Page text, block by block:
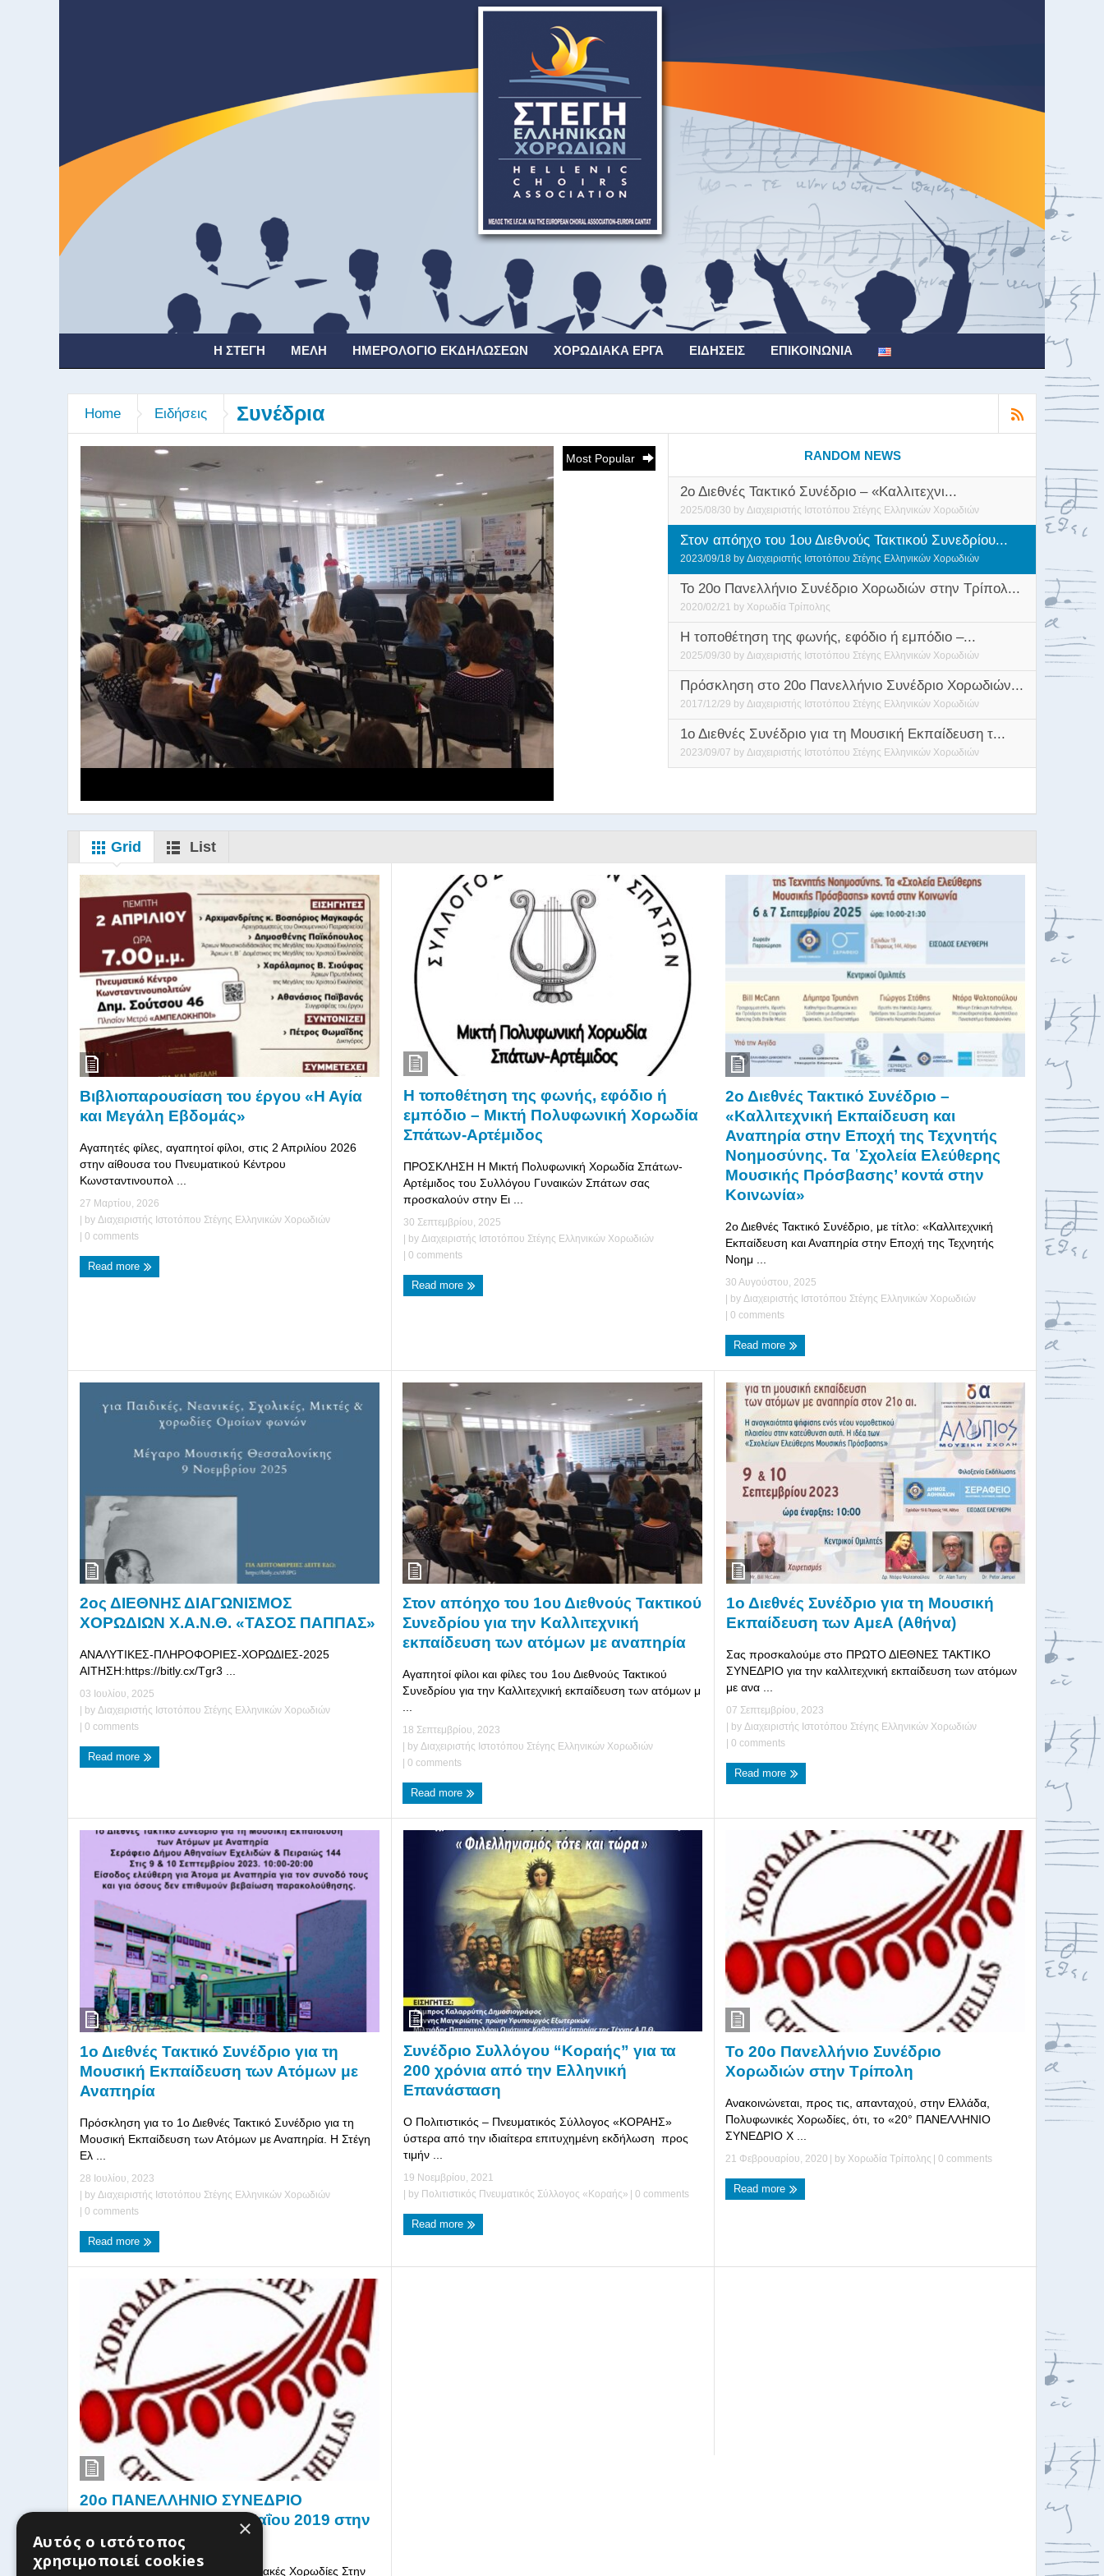
Η ΣΤΈΓΗ ΜΈΛΗ ΗΜΕΡΟΛΌΓΙΟ ΕΚΔΗΛΏΣΕΩΝ ΧΟΡΩΔΙΑΚΆ ΈΡΓΑ ΕΙΔΉΣΕΙΣ ΕΠΙΚΟΙΝΩΝΊΑ
Home Ειδήσεις Συνέδρια
Most Popular RANDOM NEWS
2ο Διεθνές Τακτικό Συνέδριο – «Καλλιτεχνι...
2025/08/30 byΔιαχειριστής Ιστοτόπου Στέγης Ελληνικών Χορωδιών
Στον απόηχο του 1ου Διεθνούς Τακτικού Συνεδρίου...
2023/09/18 byΔιαχειριστής Ιστοτόπου Στέγης Ελληνικών Χορωδιών
Το 20o Πανελλήνιο Συνέδριο Χορωδιών στην Τρίπολ...
2020/02/21 by Χορωδία Τρίπολης
Η τοποθέτηση της φωνής, εφόδιο ή εμπόδιο –...
2025/09/30 byΔιαχειριστής Ιστοτόπου Στέγης Ελληνικών Χορωδιών
Πρόσκληση στο 20ο Πανελλήνιο Συνέδριο Χορωδιών...
2017/12/29 byΔιαχειριστής Ιστοτόπου Στέγης Ελληνικών Χορωδιών
1ο Διεθνές Συνέδριο για τη Μουσική Εκπαίδευση τ...
2023/09/07 byΔιαχειριστής Ιστοτόπου Στέγης Ελληνικών Χορωδιών
Grid List
Βιβλιοπαρουσίαση του έργου «Η Αγία
και Μεγάλη Εβδομάς»
Αγαπητές φίλες, αγαπητοί φίλοι, στις 2 Απριλίου 2026
στην αίθουσα του Πνευματικού Κέντρου
Κωνσταντινουπολ ...
27 Μαρτίου, 2026
| by Διαχειριστής Ιστοτόπου Στέγης Ελληνικών Χορωδιών
| 0 comments
Read more
Η τοποθέτηση της φωνής, εφόδιο ή
εμπόδιο – Μικτή Πολυφωνική Χορωδία
Σπάτων-Αρτέμιδος
ΠΡΟΣΚΛΗΣΗ Η Μικτή Πολυφωνική Χορωδία Σπάτων-
Αρτέμιδος του Συλλόγου Γυναικών Σπάτων σας
προσκαλούν στην Ει ...
30 Σεπτεμβρίου, 2025
| by Διαχειριστής Ιστοτόπου Στέγης Ελληνικών Χορωδιών
0 comments
Read more
2ο Διεθνές Τακτικό Συνέδριο –
«Καλλιτεχνική Εκπαίδευση και
Αναπηρία στην Εποχή της Τεχνητής
Νοημοσύνης. Τα ῾Σχολεία Ελεύθερης
Μουσικής Πρόσβασης’ κοντά στην
Κοινωνία»
2ο Διεθνές Τακτικό Συνέδριο, με τίτλο: «Καλλιτεχνική
Εκπαίδευση και Αναπηρία στην Εποχή της Τεχνητής
Νοημ ...
30 Αυγούστου, 2025
| by Διαχειριστής Ιστοτόπου Στέγης Ελληνικών Χορωδιών
| 0 comments
Read more
2ος ΔΙΕΘΝΗΣ ΔΙΑΓΩΝΙΣΜΟΣ
ΧΟΡΩΔΙΩΝ Χ.Α.Ν.Θ. «ΤΑΣΟΣ ΠΑΠΠΑΣ»
ΑΝΑΛΥΤΙΚΕΣ-ΠΛΗΡΟΦΟΡΙΕΣ-ΧΟΡΩΔΙΕΣ-2025
ΑΙΤΗΣΗ:https://bitly.cx/Tgr3 ...
03 Ιουλίου, 2025
| by Διαχειριστής Ιστοτόπου Στέγης Ελληνικών Χορωδιών
0 comments
Read more
Στον απόηχο του 1ου Διεθνούς Τακτικού
Συνεδρίου για την Καλλιτεχνική
εκπαίδευση των ατόμων με αναπηρία
Αγαπητοί φίλοι και φίλες του 1ου Διεθνούς Τακτικού
Συνεδρίου για την Καλλιτεχνική εκπαίδευση των ατόμων μ
...
18 Σεπτεμβρίου, 2023
| by Διαχειριστής Ιστοτόπου Στέγης Ελληνικών Χορωδιών
0 comments
Read more
1ο Διεθνές Συνέδριο για τη Μουσική
Εκπαίδευση των ΑμεΑ (Αθήνα)
Σας προσκαλούμε στο ΠΡΩΤΟ ΔΙΕΘΝΕΣ ΤΑΚΤΙΚΟ
ΣΥΝΕΔΡΙΟ για την καλλιτεχνική εκπαίδευση των ατόμων
με ανα ...
07 Σεπτεμβρίου, 2023
| by Διαχειριστής Ιστοτόπου Στέγης Ελληνικών Χορωδιών
| 0 comments
Read more
1ο Διεθνές Τακτικό Συνέδριο για τη
Μουσική Εκπαίδευση των Ατόμων με
Αναπηρία
Πρόσκληση για το 1ο Διεθνές Τακτικό Συνέδριο για τη
Μουσική Εκπαίδευση των Ατόμων με Αναπηρία. Η Στέγη
Ελ ...
28 Ιουλίου, 2023
| by Διαχειριστής Ιστοτόπου Στέγης Ελληνικών Χορωδιών
0 comments
Read more
Συνέδριο Συλλόγου “Κοραής” για τα
200 χρόνια από την Ελληνική
Επανάσταση
Ο Πολιτιστικός – Πνευματικός Σύλλογος «ΚΟΡΑΗΣ»
ύστερα από την ιδιαίτερα επιτυχημένη εκδήλωση προς
τιμήν ...
19 Νοεμβρίου, 2021
| by Πολιτιστικός Πνευματικός Σύλλογος «Κοραής» 0 comments
Read more
Το 20o Πανελλήνιο Συνέδριο
Χορωδιών στην Τρίπολη
Ανακοινώνεται, προς τις, απανταχού, στην Ελλάδα,
Πολυφωνικές Χορωδίες, ότι, το «20° ΠΑΝΕΛΛΗΝΙΟ
ΣΥΝΕΔΡΙΟ Χ ...
21 Φεβρουαρίου, 2020 | by Χορωδία Τρίπολης 0 comments
Read more
20ο ΠΑΝΕΛΛΗΝΙΟ ΣΥΝΕΔΡΙΟ
ΧΟΡΩΔΙΩΝ 17, 18, 19 Μαΐου 2019 στην
Τρίπολη
ΠΡΟΣ Όλες τις Ελληνικές και Κυπριακές Χορωδίες Στην
×
Αυτός ο ιστότοπος
χρησιμοποιεί cookies